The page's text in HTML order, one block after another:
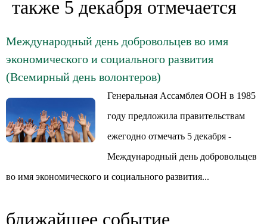
также 5 декабря отмечается
Международный день добровольцев во имя
экономического и социального развития
(Всемирный день волонтеров)
Генеральная Ассамблея ООН в 1985
году предложила правительствам
ежегодно отмечать 5 декабря -
Международный день добровольцев
во имя экономического и социального развития...
ближайшее событие